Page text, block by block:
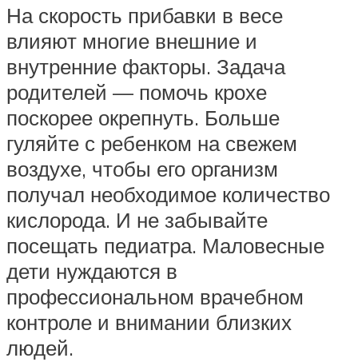
На скорость прибавки в весе
влияют многие внешние и
внутренние факторы. Задача
родителей — помочь крохе
поскорее окрепнуть. Больше
гуляйте с ребенком на свежем
воздухе, чтобы его организм
получал необходимое количество
кислорода. И не забывайте
посещать педиатра. Маловесные
дети нуждаются в
профессиональном врачебном
контроле и внимании близких
людей.